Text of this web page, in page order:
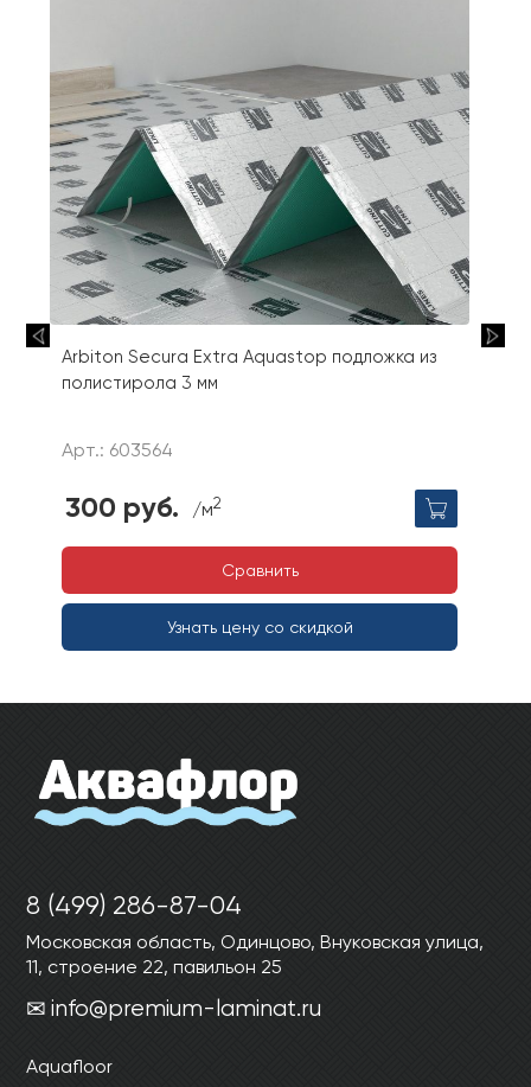
Arbiton Secura Extra Aquastop подложка из
полистирола 3 мм
Арт.: 603564
300 руб. /м2
Сравнить
Узнать цену со скидкой
8 (499) 286-87-04
Московская область, Одинцово, Внуковская улица,
11, строение 22, павильон 25
info@premium-laminat.ru
Aquafloor